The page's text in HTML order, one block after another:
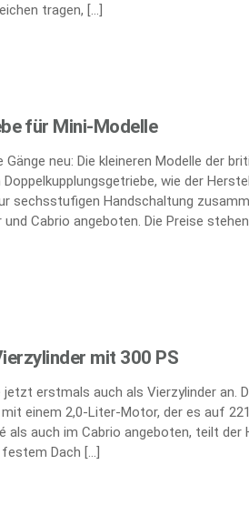
tragen, […]
für Mini-Modelle
neu: Die kleineren Modelle der
wie der
sechsstufigen Handschaltung
Cabrio angeboten. Die Preise
mit 300 PS
erstmals auch als Vierzylinder an.
einem 2,0-Liter-Motor, der es auf
als auch im Cabrio angeboten, teilt der
Dach […]